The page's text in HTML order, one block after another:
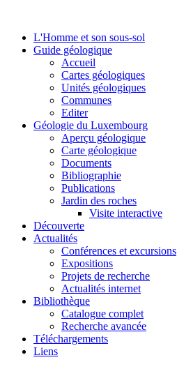
L'Homme et son sous-sol
Guide géologique
Accueil
Cartes géologiques
Unités géologiques
Communes
Editer
Géologie du Luxembourg
Aperçu géologique
Carte géologique
Documents
Bibliographie
Publications
Jardin des roches
Visite interactive
Découverte
Actualités
Conférences et excursions
Expositions
Projets de recherche
Actualités internet
Bibliothèque
Catalogue complet
Recherche avancée
Téléchargements
Liens